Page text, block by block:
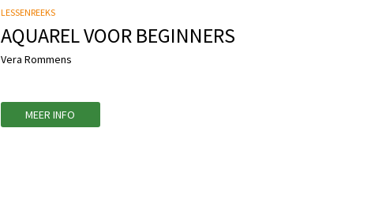
AQUAREL VOOR BEGINNERS
Vera Rommens
LESSENREEKS
MEER INFO